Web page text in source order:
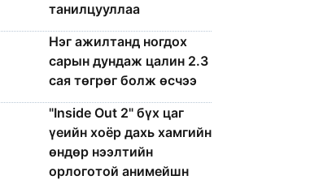
танилцууллаа
Нэг ажилтанд ногдох
сарын дундаж цалин 2.3
сая төгрөг болж өсчээ
"Inside Out 2" бүх цаг
үеийн хоёр дахь хамгийн
өндөр нээлтийн
орлоготой анимейшн